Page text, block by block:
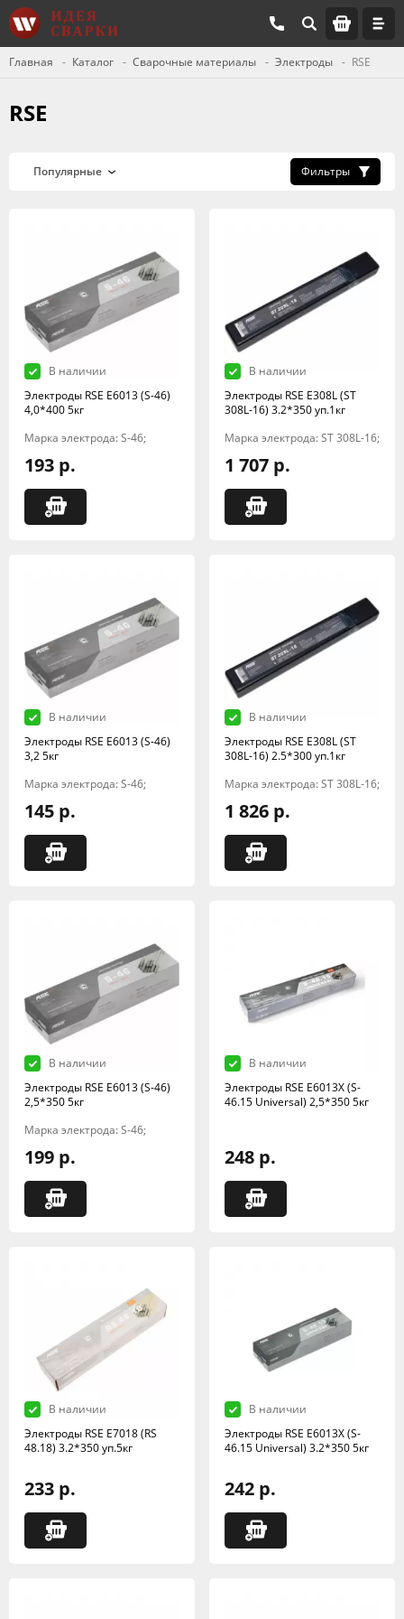
Главная Каталог Сварочные материалы Электроды RSE
RSE
Фильтры
В наличии
Электроды RSE Е6013 (S-46)
4,0*400 5кг
Марка электрода: S-46;
193 р.
В наличии
Электроды RSE Е308L (ST
308L-16) 3.2*350 уп.1кг
Марка электрода: ST 308L-16;
1 707 р.
В наличии
Электроды RSE Е6013 (S-46)
3,2 5кг
Марка электрода: S-46;
145 р.
В наличии
Электроды RSE Е308L (ST
308L-16) 2.5*300 уп.1кг
Марка электрода: ST 308L-16;
1 826 р.
В наличии
Электроды RSE Е6013 (S-46)
2,5*350 5кг
Марка электрода: S-46;
199 р.
В наличии
Электроды RSE Е6013X (S-
46.15 Universal) 2,5*350 5кг
248 р.
В наличии
Электроды RSE Е7018 (RS
48.18) 3.2*350 уп.5кг
233 р.
В наличии
Электроды RSE Е6013X (S-
46.15 Universal) 3.2*350 5кг
242 р.